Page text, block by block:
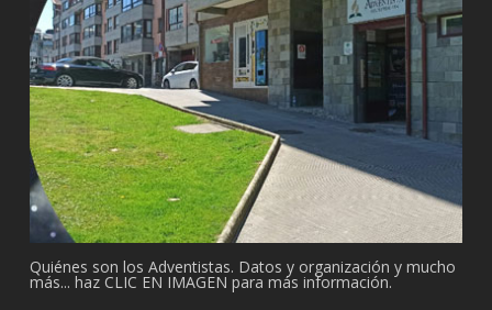
Quiénes son los Adventistas. Datos y organización y mucho
más... haz CLIC EN IMAGEN para más información.